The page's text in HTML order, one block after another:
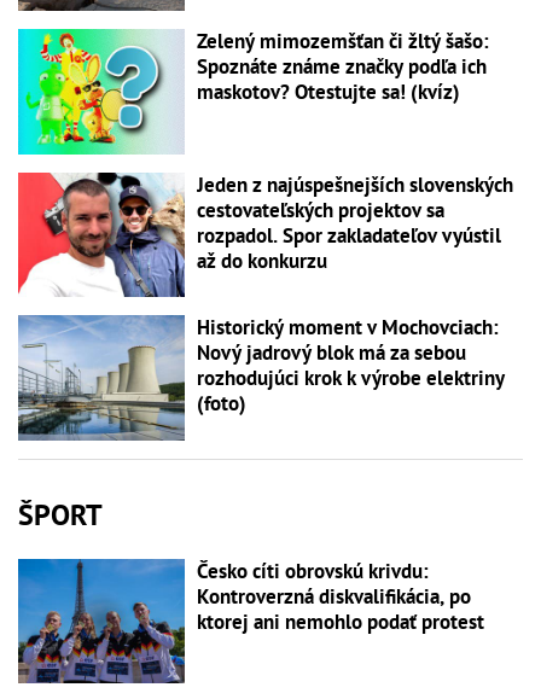
Zelený mimozemšťan či žltý šašo:
Spoznáte známe značky podľa ich
maskotov? Otestujte sa! (kvíz)
Jeden z najúspešnejších slovenských
cestovateľských projektov sa
rozpadol. Spor zakladateľov vyústil
až do konkurzu
Historický moment v Mochovciach:
Nový jadrový blok má za sebou
rozhodujúci krok k výrobe elektriny
(foto)
ŠPORT
Česko cíti obrovskú krivdu:
Kontroverzná diskvalifikácia, po
ktorej ani nemohlo podať protest